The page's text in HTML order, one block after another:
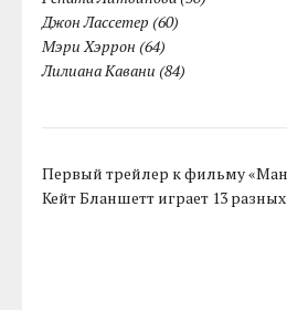
Джон Лассетер (60)
Мэри Хэррон (64)
Лилиана Кавани (84)
Первый трейлер к фильму
Кейт Бланшетт играет 13